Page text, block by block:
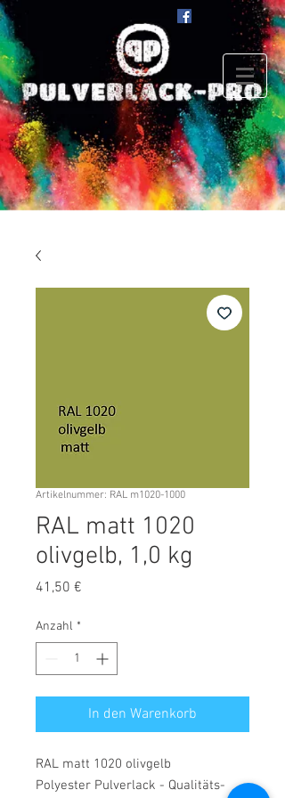
Artikelnummer: RAL m1020-1000
RAL matt 1020
olivgelb, 1,0 kg
41,50 €
Anzahl *
In den Warenkorb
RAL matt 1020 olivgelb
Polyester Pulverlack - Qualitäts-